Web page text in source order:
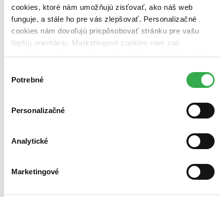
cookies, ktoré nám umožňujú zisťovať, ako náš web
funguje, a stále ho pre vás zlepšovať. Personalizačné
cookies nám dovoľujú prispôsobovať stránku pre vašu
lepšiu orientáciu. Marketingové cookies nám zas
keby sme mohli používať všetky tieto cookies. Ďakujeme!
súhlasu
Potrebné
Personalizačné
Analytické
Marketingové
Bestsellery
Top hodnotené
Najvyššia zľava